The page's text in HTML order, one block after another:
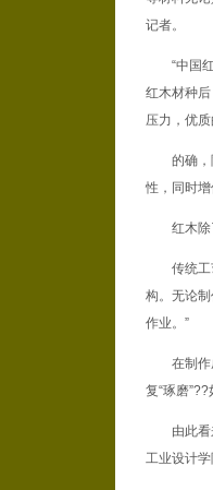
记者。
“中国
红木材种
压力，优
的确
性，同时
红木
传统
构。无论
作业。”
在制
复“琢磨
由此
工业设计